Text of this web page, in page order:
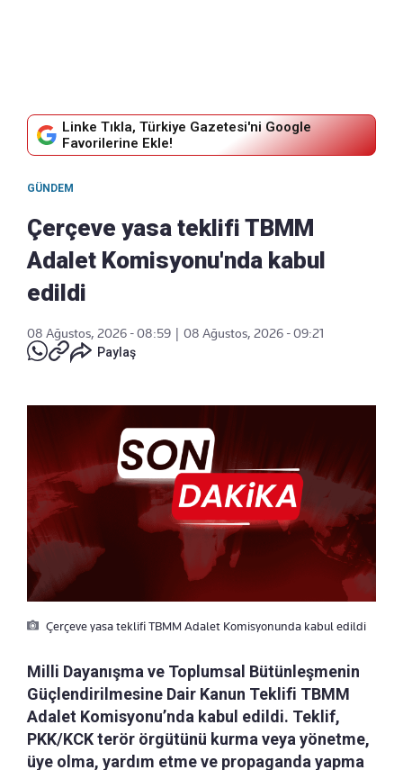
Linke Tıkla, Türkiye Gazetesi'ni Google
Favorilerine Ekle!
GÜNDEM
Çerçeve yasa teklifi TBMM
Adalet Komisyonu'nda kabul
edildi
08 Ağustos, 2026 - 08:59
08 Ağustos, 2026 - 09:21
Paylaş
Çerçeve yasa teklifi TBMM Adalet Komisyonunda kabul edildi
Milli Dayanışma ve Toplumsal Bütünleşmenin
Güçlendirilmesine Dair Kanun Teklifi TBMM
Adalet Komisyonu’nda kabul edildi. Teklif,
PKK/KCK terör örgütünü kurma veya yönetme,
üye olma, yardım etme ve propaganda yapma